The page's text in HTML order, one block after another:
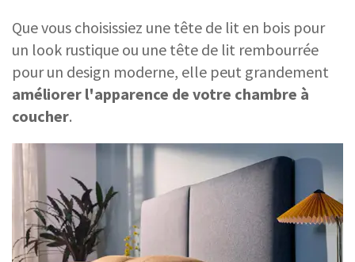
Que vous choisissiez une tête de lit en bois pour
un look rustique ou une tête de lit rembourrée
pour un design moderne, elle peut grandement
améliorer l'apparence de votre chambre à
coucher.